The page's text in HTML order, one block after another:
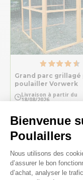
Bienvenue
Poulaillers
Plateforme
Nous utilisons des
d’assurer le bon
d’achat, analyser le
Grand parc grillagé
poulailler Vorwerk
Livraison à partir du
18/08/2026
209,90 €
Made in Europe